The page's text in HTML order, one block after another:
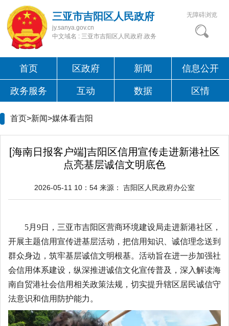
三亚市吉阳区人民政府
jy.sanya.gov.cn
中文域名 : 三亚市吉阳区人民政府.政务
无障碍浏览
首页 区政府 新闻 信息公开
政务服务 互动 数据 区情
首页>新闻>媒体看吉阳
[海南日报客户端]吉阳区信用宣传走进新港社区
点亮基层诚信文明底色
2026-05-11 10：54 来源： 吉阳区人民政府办公室
5月9日，三亚市吉阳区营商环境建设局走进新港社区，
开展主题信用宣传进基层活动，把信用知识、诚信理念送到
群众身边，筑牢基层诚信文明根基。活动旨在进一步加强社
会信用体系建设，纵深推进诚信文化宣传普及，深入解读海
南自贸港社会信用相关政策法规，切实提升辖区居民诚信守
法意识和信用防护能力。